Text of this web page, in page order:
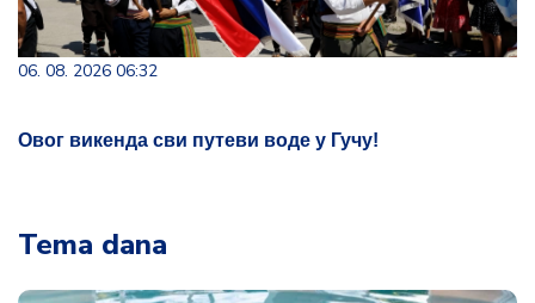
06. 08. 2026 06:32
Овог викенда сви путеви воде у Гучу!
Tema dana